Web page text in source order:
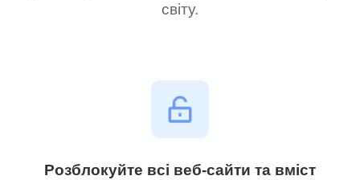
світу.
Розблокуйте всі веб-сайти та вміст